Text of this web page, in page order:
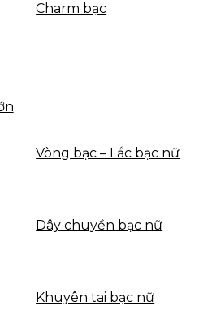
Charm bạc
Vòng bạc – Lắc bạc nữ
Dây chuyền bạc nữ
Khuyên tai bạc nữ